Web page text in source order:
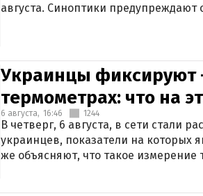
августа. Синоптики предупреждают
Украинцы фиксируют
термометрах: что на
6 августа, 16:46 1244
В четверг, 6 августа, в сети стали
украинцев, показатели на которых
же объясняют, что такое измерение